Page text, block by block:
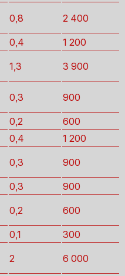
0,8 2 400
0,4
1 200
1,3 3 900
0,3 900
0,2
600
0,4
1 200
0,3 900
0,3
900
0,2 600
0,1
300
2 6 000